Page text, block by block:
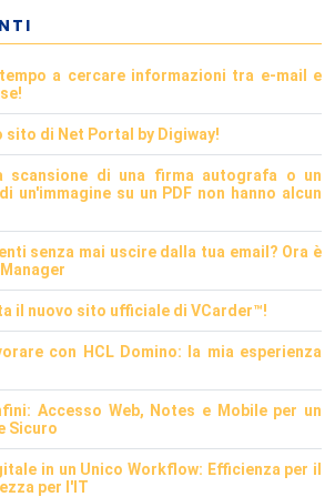
a cercare informazioni tra e-mail e
sito di Net Portal by Digiway!
scansione di una firma autografa o un
un'immagine su un PDF non hanno alcun
senza mai uscire dalla tua email? Ora è
il nuovo sito ufficiale di VCarder™!
con HCL Domino: la mia esperienza
Accesso Web, Notes e Mobile per un
Sicuro
in un Unico Workflow: Efficienza per il
per l'IT